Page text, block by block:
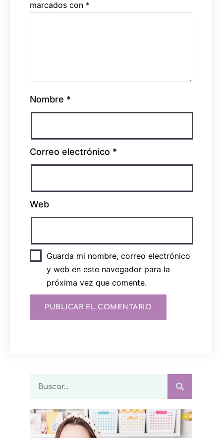
marcados con *
Nombre *
Correo electrónico *
Web
Guarda mi nombre, correo electrónico
y web en este navegador para la
próxima vez que comente.